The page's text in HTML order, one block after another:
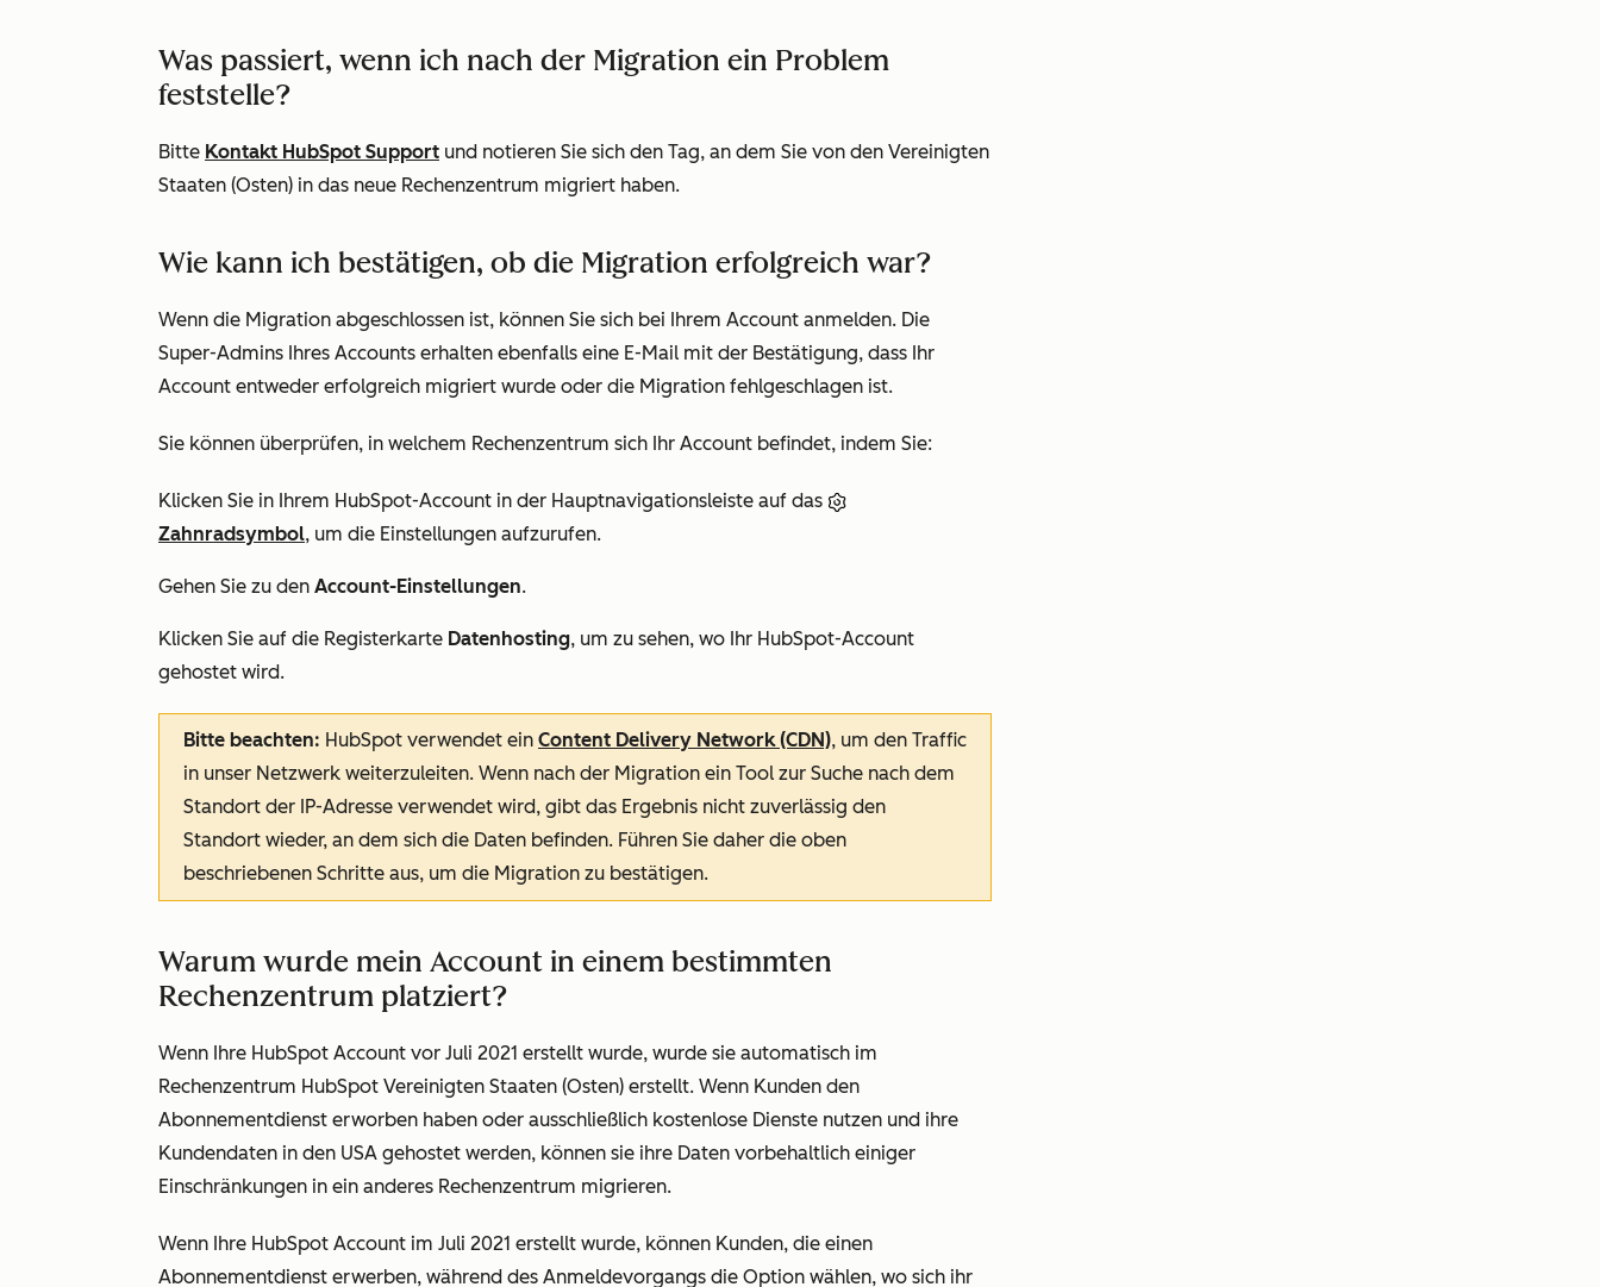
Was passiert, wenn ich nach der Migration ein Problem
feststelle?
Bitte Kontakt HubSpot Support und notieren Sie sich den Tag, an dem Sie von den Vereinigten
Staaten (Osten) in das neue Rechenzentrum migriert haben.
Wie kann ich bestätigen, ob die Migration erfolgreich war?
Wenn die Migration abgeschlossen ist, können Sie sich bei Ihrem Account anmelden. Die
Super-Admins Ihres Accounts erhalten ebenfalls eine E-Mail mit der Bestätigung, dass Ihr
Account entweder erfolgreich migriert wurde oder die Migration fehlgeschlagen ist.
Sie können überprüfen, in welchem Rechenzentrum sich Ihr Account befindet, indem Sie:
Klicken Sie in Ihrem HubSpot-Account in der Hauptnavigationsleiste auf das
Zahnradsymbol, um die Einstellungen aufzurufen.
Gehen Sie zu den Account-Einstellungen.
Klicken Sie auf die Registerkarte Datenhosting, um zu sehen, wo Ihr HubSpot-Account
gehostet wird.
Bitte beachten: HubSpot verwendet ein Content Delivery Network (CDN), um den Traffic
in unser Netzwerk weiterzuleiten. Wenn nach der Migration ein Tool zur Suche nach dem
Standort der IP-Adresse verwendet wird, gibt das Ergebnis nicht zuverlässig den
Standort wieder, an dem sich die Daten befinden. Führen Sie daher die oben
beschriebenen Schritte aus, um die Migration zu bestätigen.
Warum wurde mein Account in einem bestimmten
Rechenzentrum platziert?
Wenn Ihre HubSpot Account vor Juli 2021 erstellt wurde, wurde sie automatisch im
Rechenzentrum HubSpot Vereinigten Staaten (Osten) erstellt. Wenn Kunden den
Abonnementdienst erworben haben oder ausschließlich kostenlose Dienste nutzen und ihre
Kundendaten in den USA gehostet werden, können sie ihre Daten vorbehaltlich einiger
Einschränkungen in ein anderes Rechenzentrum migrieren.
Wenn Ihre HubSpot Account im Juli 2021 erstellt wurde, können Kunden, die einen
Abonnementdienst erwerben, während des Anmeldevorgangs die Option wählen, wo sich ihr